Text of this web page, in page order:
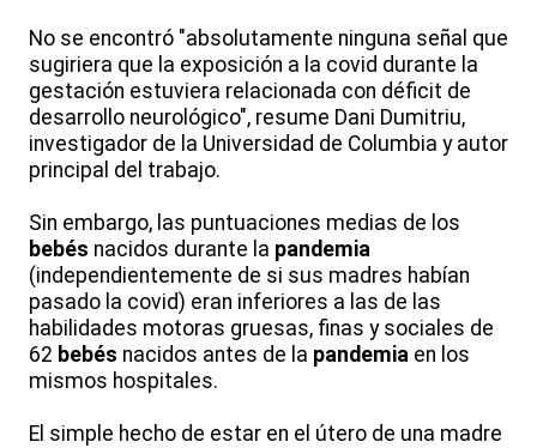
No se encontró "absolutamente ninguna señal que
sugiriera que la exposición a la covid durante la
gestación estuviera relacionada con déficit de
desarrollo neurológico", resume Dani Dumitriu,
investigador de la Universidad de Columbia y autor
principal del trabajo.
Sin embargo, las puntuaciones medias de los
bebés nacidos durante la pandemia
(independientemente de si sus madres habían
pasado la covid) eran inferiores a las de las
habilidades motoras gruesas, finas y sociales de
62 bebés nacidos antes de la pandemia en los
mismos hospitales.
El simple hecho de estar en el útero de una madre